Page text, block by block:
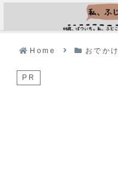
Home おでかけ
PR